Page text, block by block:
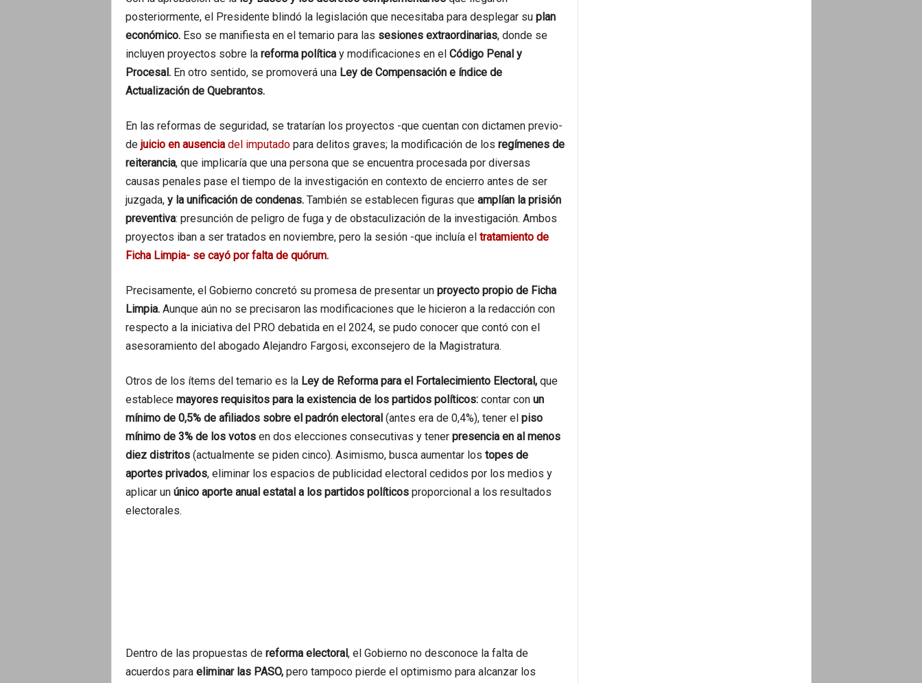
posteriormente, el Presidente blindó la legislación que necesitaba para desplegar su plan
económico.Eso se manifiesta en el temario para las sesiones extraordinarias, donde se
incluyen proyectos sobre la reforma políticay modificaciones en elCódigo Penal y
Procesal.En otro sentido, se promoverá una Ley de Compensación e índice de
Actualización de Quebrantos.
En las reformas de seguridad, se tratarían los proyectos -que cuentan con dictamen previo-
de juicio en ausenciadel imputadopara delitos graves; la modificación de los regímenes de
reiterancia, que implicaría que una persona que se encuentra procesada por diversas
causas penales pase el tiempo de la investigación en contexto de encierro antes de ser
juzgada, y la unificación de condenas. También se establecen figuras que amplían la prisión
preventiva: presunción de peligro de fuga y de obstaculización de la investigación. Ambos
proyectos iban a ser tratados en noviembre, pero la sesión -que incluía el tratamiento de
Ficha Limpia- se cayó por falta de quórum.
Precisamente, el Gobierno concretó su promesa de presentar unproyecto propio de Ficha
Limpia. Aunque aún no se precisaron las modificaciones que le hicieron a la redacción con
respecto a la iniciativa del PRO debatida en el 2024, se pudo conocer que contó con el
asesoramiento del abogado Alejandro Fargosi, exconsejero de la Magistratura.
Otros de los ítems del temario es la Ley de Reforma para el Fortalecimiento Electoral, que
establece mayores requisitos para la existencia de los partidos políticos: contar con un
mínimo de 0,5% de afiliados sobre el padrón electoral (antes era de 0,4%), tener el piso
mínimo de 3% de los votosen dos elecciones consecutivas y tener presencia en al menos
diez distritos (actualmente se piden cinco). Asimismo, busca aumentar los topes de
aportes privados, eliminar los espacios de publicidad electoral cedidos por los medios y
aplicar un único aporte anual estatal a los partidos políticos proporcional a los resultados
electorales.
Dentro de las propuestas de reforma electoral, el Gobierno no desconoce la falta de
acuerdos para eliminar las PASO,pero tampoco pierde el optimismo para alcanzar los